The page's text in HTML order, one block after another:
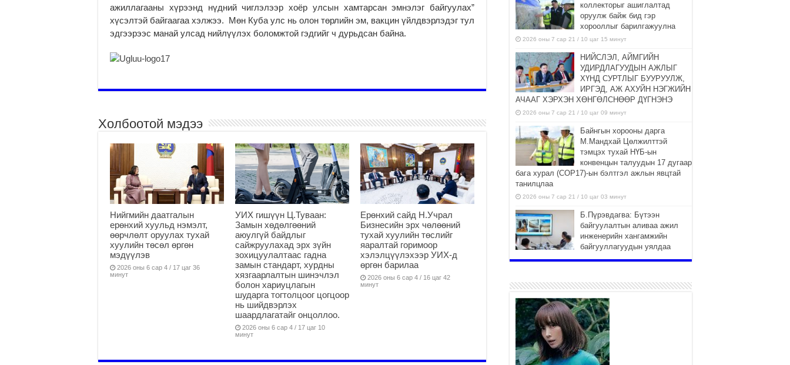
ажиллагааны хүрээнд нүдний чиглэлээр хоёр улсын хамтарсан эмнэлэг байгуулах”
хүсэлтэй байгаагаа хэлжээ. Мөн Куба улс нь олон төрлийн эм, вакцин үйлдвэрлэдэг тул
эдгээрээс манай улсад нийлүүлэх боломжтой гэдгийг ч дурьдсан байна.
Холбоотой мэдээ
Нийгмийн даатгалын
ерөнхий хуульд нэмэлт,
өөрчлөлт оруулах тухай
хуулийн төсөл өргөн
мэдүүлэв
2026 оны 6 сар 4 / 17 цаг 36
минут
УИХ гишүүн Ц.Туваан:
Замын хөдөлгөөний
аюулгүй байдлыг
сайжруулахад эрх зүйн
зохицуулалтаас гадна
замын стандарт, хурдны
хязгаарлалтын шинэчлэл
болон хариуцлагын
шударга тогтолцоог цогцоор
нь шийдвэрлэх
шаардлагатайг онцоллоо.
2026 оны 6 сар 4 / 17 цаг 10
минут
Ерөнхий сайд Н.Учрал
Бизнесийн эрх чөлөөний
тухай хуулийн төслийг
яаралтай горимоор
хэлэлцүүлэхээр УИХ-д
өргөн барилаа
2026 оны 6 сар 4 / 16 цаг 42
минут
коллекторыг ашиглалтад
оруулж байж бид гэр
хорооллыг барилгажуулна
2026 оны 7 сар 21 / 10 цаг 15 минут
НИЙСЛЭЛ, АЙМГИЙН
УДИРДЛАГУУДЫН АЖЛЫГ
ХҮНД СУРТЛЫГ БУУРУУЛЖ,
ИРГЭД, АЖ АХУЙН НЭГЖИЙН
АЧААГ ХЭРХЭН ХӨНГӨЛСНӨӨР ДҮГНЭНЭ
2026 оны 7 сар 21 / 10 цаг 09 минут
Байнгын хорооны дарга
М.Мандхай Цөлжилттэй
тэмцэх тухай НҮБ-ын
конвенцын талуудын 17 дугаар
бага хурал (СОР17)-ын бэлтгэл ажлын явцтай
танилцлаа
2026 оны 7 сар 21 / 10 цаг 03 минут
Б.Пүрэвдагва: Бүтээн
байгуулалтын аливаа ажил
инженерийн хангамжийн
байгууллагуудын уялдаа
холбоогүйгээс саатах ёсгүй
“Сэлбэ 20 минутын хот”
төслийн анхны 12 давхар
барилгын үндсэн карказ,
цутгалтын ажил дууслаа
2026 оны 7 сар 20 / 17 цаг 17 минут
Мопед, скүүтер, тэдгээртэй
адилтгах үзүүлэлт бүхий